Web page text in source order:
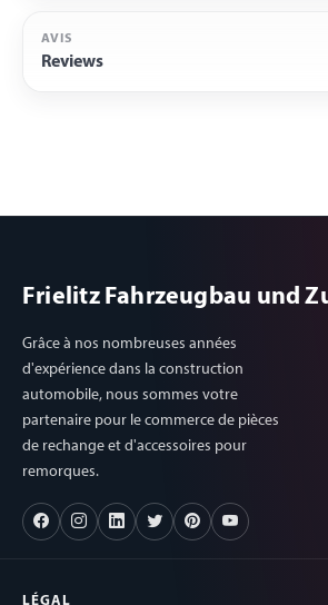
AVIS
Reviews
Frielitz Fahrzeugbau und
Grâce à nos nombreuses années
d'expérience dans la construction
automobile, nous sommes votre
partenaire pour le commerce de pièces
de rechange et d'accessoires pour
remorques.
LÉGAL